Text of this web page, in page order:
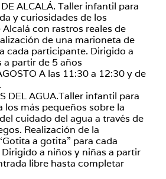
ALCALÁ. Taller infantil para
y curiosidades de los
con rastros reales de
de una marioneta de
cada participante. Dirigido a
a partir de 5 años
A las 11:30 a 12:30 y de
DEL AGUA.Taller infantil para
los más pequeños sobre la
cuidado del agua a través de
Realización de la
a gotita” para cada
a niños y niñas a partir
libre hasta completar